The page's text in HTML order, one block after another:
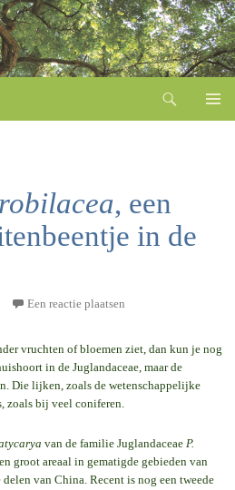
, een
in de
Een reactie plaatsen
vruchten of bloemen ziet, dan kun je nog
in de Juglandaceae, maar de
Die lijken, zoals de wetenschappelijke
zoals bij veel coniferen.
van de familie Juglandaceae P.
groot areaal in gematigde gebieden van
van China. Recent is nog een tweede